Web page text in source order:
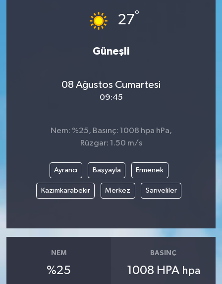
27°
Güneşli
08 Ağustos Cumartesi
09:45
Nem: %25, Basınç: 1008 hpa hPa,
Rüzgar: 1.50 m/s
Ayrancı Başyayla Ermenek
Kazımkarabekir Merkez Sarıveliler
NEM
%25
BASINÇ
1008 HPA hpa
BİLİM VE TEKNOLOJİ
Düzce
Ekonomi